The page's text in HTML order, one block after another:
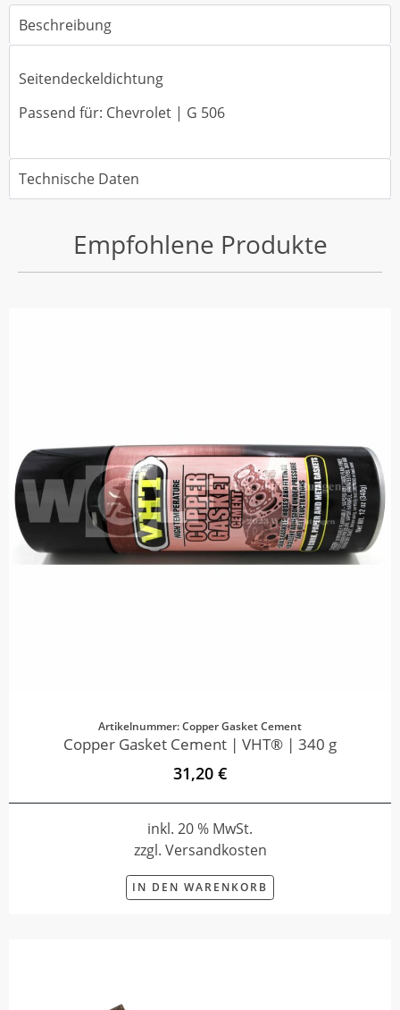
Beschreibung
Seitendeckeldichtung
Passend für: Chevrolet | G 506
Technische Daten
Empfohlene Produkte
Artikelnummer: Copper Gasket Cement
Copper Gasket Cement | VHT® | 340 g
31,20 €
inkl. 20 % MwSt.
zzgl. Versandkosten
IN DEN WARENKORB